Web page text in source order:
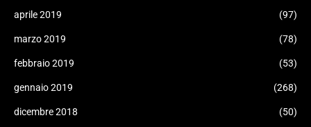
aprile 2019 (97)
marzo 2019 (78)
febbraio 2019 (53)
gennaio 2019 (268)
dicembre 2018 (50)